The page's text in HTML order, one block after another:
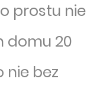
prostu nie
domu 20
nie bez